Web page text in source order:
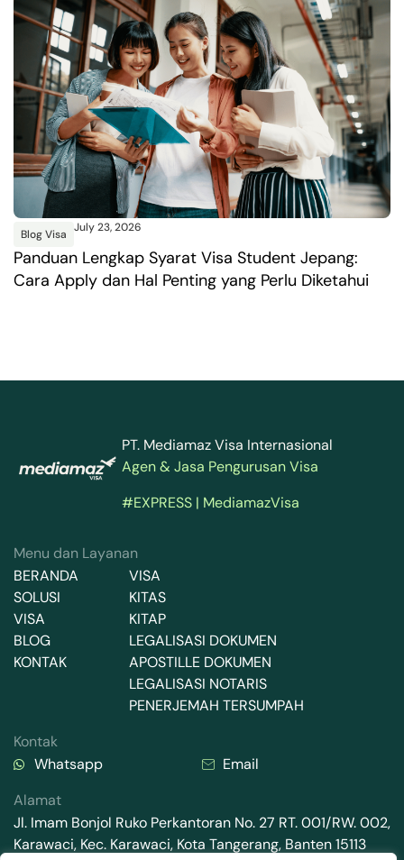
Blog Visa July 23, 2026
Panduan Lengkap Syarat Visa Student Jepang:
Cara Apply dan Hal Penting yang Perlu Diketahui
PT. Mediamaz Visa Internasional
Agen & Jasa Pengurusan Visa
#EXPRESS | MediamazVisa
Menu dan Layanan
BERANDA
SOLUSI
VISA
BLOG
KONTAK
VISA
KITAS
KITAP
LEGALISASI DOKUMEN
APOSTILLE DOKUMEN
LEGALISASI NOTARIS
PENERJEMAH TERSUMPAH
Kontak
Whatsapp
Email
Alamat
Jl. Imam Bonjol Ruko Perkantoran No. 27 RT. 001/RW. 002,
Karawaci, Kec. Karawaci, Kota Tangerang, Banten 15113